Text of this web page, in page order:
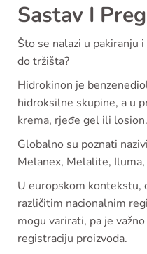
Sastav I
Što se nalazi u pakiranju
do tržišta?
Hidrokinon je
hidroksilne skupine, a u
krema, rjeđe gel ili losion.
Globalno su poznati
Melanex, Melalite,
U europskom kontekstu,
različitim nacionalnim
mogu varirati, pa je
registraciju proizvoda.